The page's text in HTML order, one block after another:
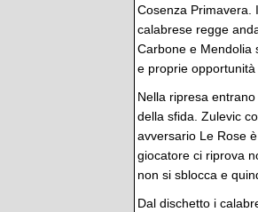
Cosenza Primavera.
calabrese regge
Carbone e Mendolia
e proprie opportunità
Nella ripresa
della sfida. Zulevic
avversario Le Rose
giocatore ci riprova
non si sblocca e
Dal dischetto i